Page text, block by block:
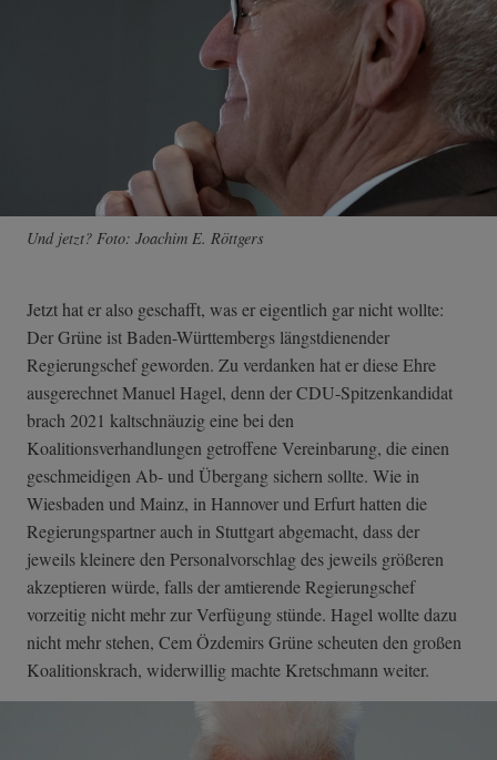
Und jetzt? Foto: Joachim E. Röttgers
Jetzt hat er also geschafft, was er eigentlich gar nicht wollte:
Der Grüne ist Baden-Württembergs längstdienender
Regierungschef geworden. Zu verdanken hat er diese Ehre
ausgerechnet Manuel Hagel, denn der CDU-Spitzenkandidat
brach 2021 kaltschnäuzig eine bei den
Koalitionsverhandlungen getroffene Vereinbarung, die einen
geschmeidigen Ab- und Übergang sichern sollte. Wie in
Wiesbaden und Mainz, in Hannover und Erfurt hatten die
Regierungspartner auch in Stuttgart abgemacht, dass der
jeweils kleinere den Personalvorschlag des jeweils größeren
akzeptieren würde, falls der amtierende Regierungschef
vorzeitig nicht mehr zur Verfügung stünde. Hagel wollte dazu
nicht mehr stehen, Cem Özdemirs Grüne scheuten den großen
Koalitionskrach, widerwillig machte Kretschmann weiter.